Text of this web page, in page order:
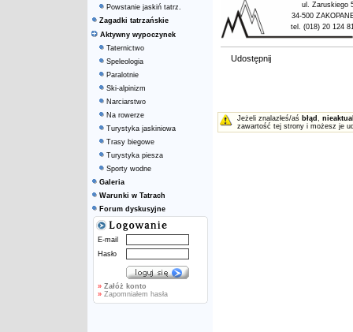
Powstanie jaskiń tatrz.
Zagadki tatrzańskie
Aktywny wypoczynek
Taternictwo
Speleologia
Paralotnie
Ski-alpinizm
Narciarstwo
Na rowerze
Turystyka jaskiniowa
Trasy biegowe
Turystyka piesza
Sporty wodne
Galeria
Warunki w Tatrach
Forum dyskusyjne
E-mail
Hasło
» Załóż konto
»Zapomniałem hasła
ul. Zaruskiego
34-500
tel. (018) 20 124
Udostępnij
Jeżeli znalazłeś/aś błąd ,
zawartość tej strony i możesz je